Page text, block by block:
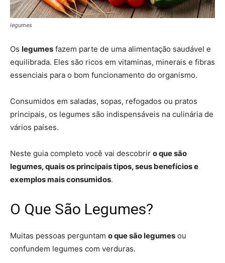
legumes
Os legumes fazem parte de uma alimentação saudável e
equilibrada. Eles são ricos em vitaminas, minerais e fibras
essenciais para o bom funcionamento do organismo.
Consumidos em saladas, sopas, refogados ou pratos
principais, os legumes são indispensáveis na culinária de
vários países.
Neste guia completo você vai descobrir o que são
legumes, quais os principais tipos, seus benefícios e
exemplos mais consumidos.
O Que São Legumes?
Muitas pessoas perguntam o que são legumes ou
confundem legumes com verduras.